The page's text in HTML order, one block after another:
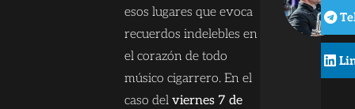
esos lugares que evoca
recuerdos indelebles en
el corazón de todo
músico cigarrero. En el
caso del viernes 7 de